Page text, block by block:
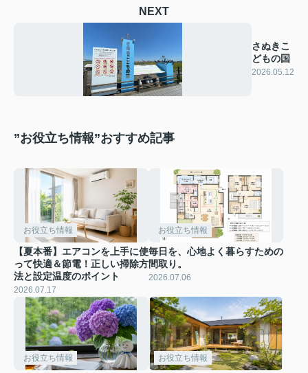
NEXT
さぬきこ
どもの国
2026.05.12
”お役立ち情報”おすすめ記事
お役立ち情報
【夏本番】エアコンを上手に使
って快適＆節電！正しい掃除方
法と設定温度のポイント
2026.07.17
お役立ち情報
毎日を、心地よく暮らすための
間取り。
2026.07.06
お役立ち情報 お役立ち情報